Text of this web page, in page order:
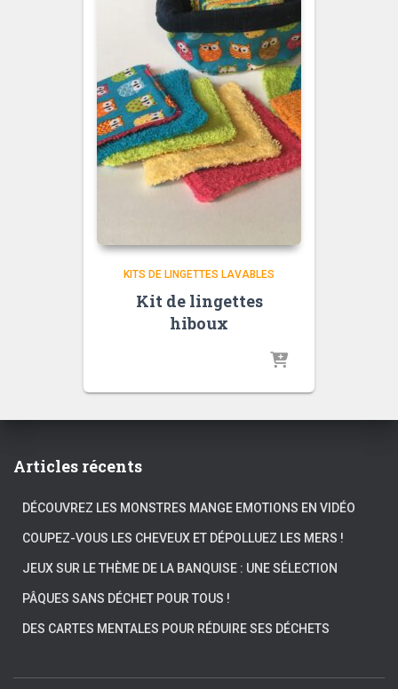
KITS DE LINGETTES LAVABLES
Kit de lingettes
hiboux
Articles récents
DÉCOUVREZ LES MONSTRES MANGE EMOTIONS EN VIDÉO
COUPEZ-VOUS LES CHEVEUX ET DÉPOLLUEZ LES MERS !
JEUX SUR LE THÈME DE LA BANQUISE : UNE SÉLECTION
PÂQUES SANS DÉCHET POUR TOUS !
DES CARTES MENTALES POUR RÉDUIRE SES DÉCHETS